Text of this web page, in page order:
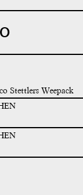
Stettlers Weepack